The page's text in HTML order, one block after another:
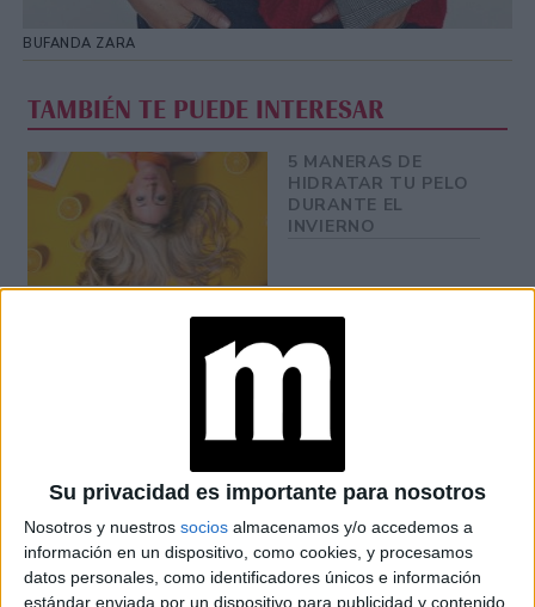
Su privacidad es importante para nosotros
Nosotros y nuestros socios almacenamos y/o accedemos a
información en un dispositivo, como cookies, y procesamos
datos personales, como identificadores únicos e información
estándar enviada por un dispositivo para publicidad y contenido
BUFANDA ZARA
TAMBIÉN TE PUEDE INTERESAR
5 MANERAS DE
HIDRATAR TU PELO
DURANTE EL
INVIERNO
IDEAS DE LOOK
PARA INVIERNO CON
VESTIDO Y LOS
ZAPATOS BAJOS EN
DE INVIERNO A
VERANO: LOS
ANTEOJOS Y2K
FAVORITOS DE LAS
MÁS FASHIONISTAS
ESTE 2026